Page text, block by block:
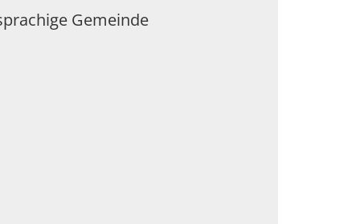
Gemeinde